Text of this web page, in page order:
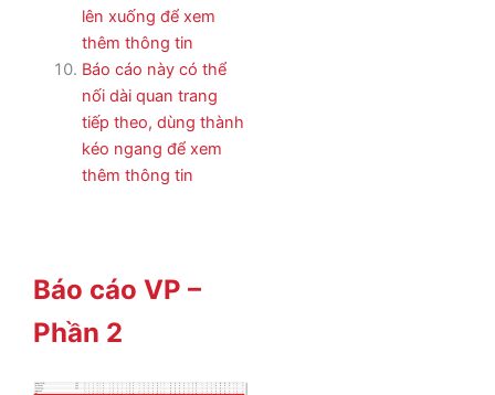
lên xuống để xem
thêm thông tin
Báo cáo này có thể
nối dài quan trang
tiếp theo, dùng thành
kéo ngang để xem
thêm thông tin
Báo cáo VP –
Phần 2